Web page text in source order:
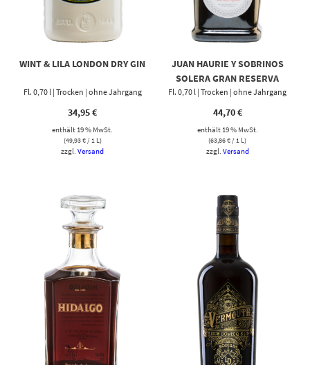
WINT & LILA LONDON DRY GIN
Fl. 0,70 l | Trocken | ohne Jahrgang
34,95€
enthält 19 % MwSt.
(49,93€/ 1 L)
zzgl.Versand
JUAN HAURIE Y SOBRINOS
SOLERA GRAN RESERVA
BRANDY
Fl. 0,70 l | Trocken | ohne Jahrgang
44,70€
enthält 19 % MwSt.
(63,86€/ 1 L)
zzgl. Versand